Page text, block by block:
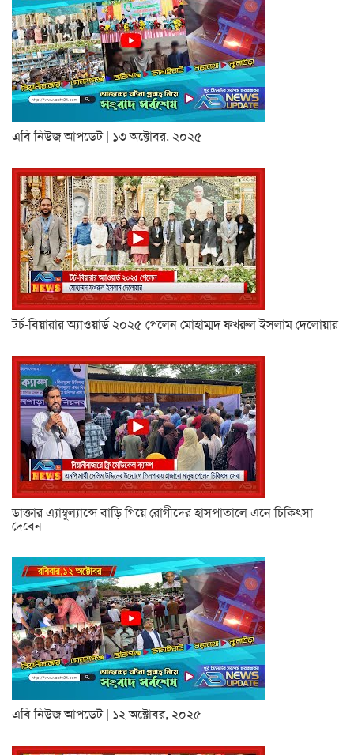
এবি নিউজ আপডেট | ১৩ অক্টোবর, ২০২৫
টর্চ-বিয়ারার অ্যাওয়ার্ড ২০২৫ পেলেন মোহাম্মদ ফখরুল ইসলাম দেলোয়ার
ডাক্তার এ্যাম্বুল্যান্সে বাড়ি গিয়ে রোগীদের হাসপাতালে এনে চিকিৎসা
দেবেন
এবি নিউজ আপডেট | ১২ অক্টোবর, ২০২৫